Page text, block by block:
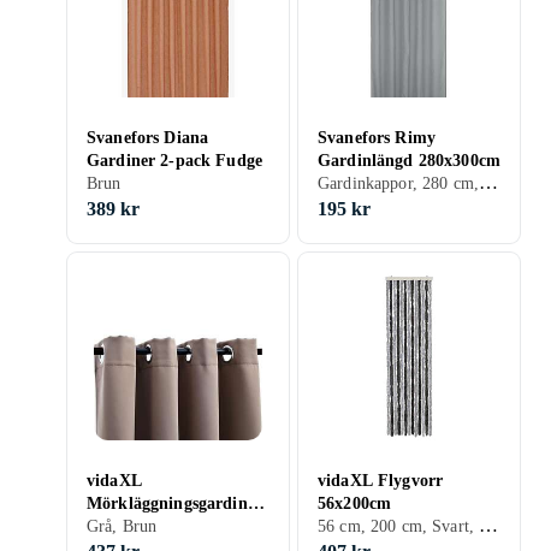
Svanefors Diana
Gardiner 2-pack Fudge
Brun
389 kr
Svanefors Rimy
Gardinlängd 280x300cm
Gardinkappor, 280 cm, 300 cm, Vit, Grå, Turkos, Brun, Blå, Gul, Rosa, Creme/Beige
195 kr
vidaXL
Mörkläggningsgardiner
med metallringar 2 st
Grå, Brun
vidaXL Flygvorr
56x200cm
56 cm, 200 cm, Svart, Silver, Grå, Brun, Beige, Rosa, Creme/Beige